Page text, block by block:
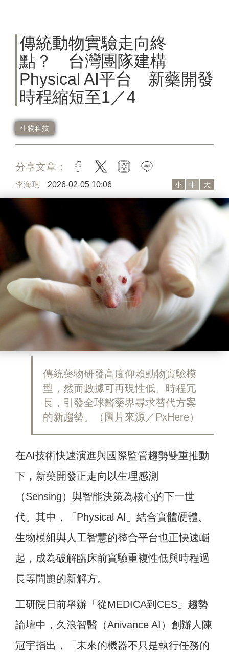
傳統動物實驗走向終
點？ 台灣團隊建構
Physical AI平台 新藥開發
時程縮短至1／4
生物科技
分享文章： facebook
twitter instagram
李海琪 2026-02-05 10:06 小 中 大
傳統藥物研發高度仰賴動物實驗模
型，然而數據可再現性低、時程冗
長，引發全球醫藥界尋求替代方案
的新趨勢。（圖片來源／PxHere）
在AI技術快速演進與國際監管趨勢雙重推動
下，新藥開發正走向以生理感測
（Sensing） 與智能決策為核心的下一世
代。其中，「Physical AI」結合實體硬體、
生物模組與人工智慧的整合平台也正快速崛
起，成為破解臨床前實驗重複性低與時程過
長等問題的新解方。
工研院日前舉辦「從MEDICA到CES」趨勢
論壇中，久浪智醫（Anivance AI）創辦人陳
冠宇指出，「未來的機器不只是執行任務的